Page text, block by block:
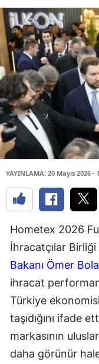
YAYINLAMA: 20 Mayıs 2026 -
Hometex 2026
İhracatçılar
Bakanı Ömer
ihracat
Türkiye
taşıdığını ifade
markasının
daha görünür